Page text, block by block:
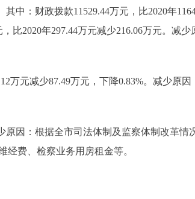
中：财政拨款11529.44万元，比2020年
比2020年297.44万元减少216.06万元。减少
万元减少87.49万元，下降0.83%。减少原因
因：根据全市司法体制及监察体制改革情
费、检察业务用房租金等。